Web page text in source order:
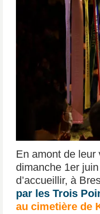
En amont de
dimanche 1er
d’accueillir, à
par les Trois
au cimetière de